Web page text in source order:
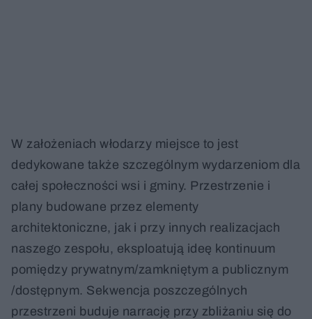
W założeniach włodarzy miejsce to jest
dedykowane także szczególnym wydarzeniom dla
całej społeczności wsi i gminy. Przestrzenie i
plany budowane przez elementy
architektoniczne, jak i przy innych realizacjach
naszego zespołu, eksploatują ideę kontinuum
pomiędzy prywatnym/zamkniętym a publicznym
/dostępnym. Sekwencja poszczególnych
przestrzeni buduje narrację przy zbliżaniu się do